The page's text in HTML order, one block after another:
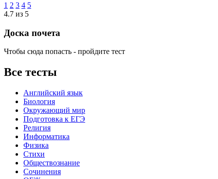
1 2 3 4 5
4.7 из 5
Доска почета
Чтобы сюда попасть - пройдите тест
Все тесты
Английский язык
Биология
Окружающий мир
Подготовка к ЕГЭ
Религия
Информатика
Физика
Стихи
Обществознание
Сочинения